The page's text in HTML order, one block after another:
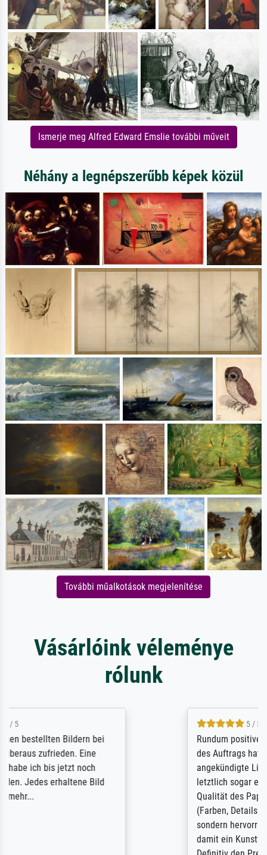
Ismerje meg Alfred Edward Emslie további műveit
Néhány a legnépszerűbb képek közül
További műalkotások megjelenítése
Vásárlóink véleménye
rólunk
Rundum positive Erfahrung. Die Ausführung
des Auftrags hat eine Weile gedauert, die
angekündigte Lieferzeit wurde aber
letztlich sogar etwas unterschritten. Die
sondern hervorragend. Selbst ein Druck ist
damit ein Kunstwerk im eigenen Sinne.